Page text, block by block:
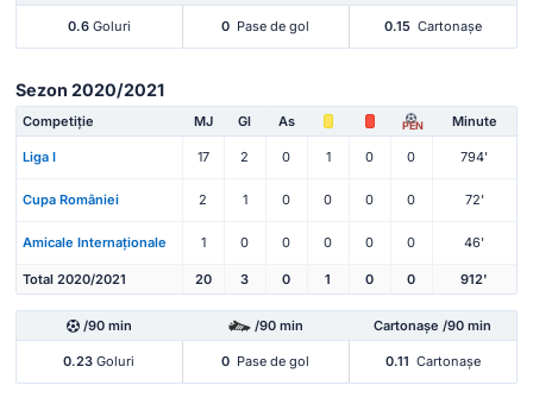
0.6Goluri 0 Pase de gol 0.15 Cartonașe
Sezon 2020/2021
Competiție MJ Gl As PEN Minute
Liga I 17 2 0 1 0 0 794'
Cupa României 2 1 0 0 0 0 72'
Amicale Internaționale 1 0 0 0 0 0 46'
Total 2020/2021 20 3 0 1 0 0 912'
/90 min /90 min Cartonașe /90 min
0.23 Goluri 0 Pase de gol 0.11 Cartonașe